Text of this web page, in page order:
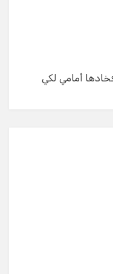
أمامي لكي